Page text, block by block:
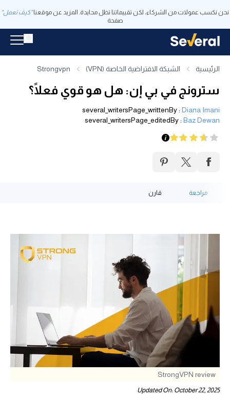
نحن نكسب عمولات من الشركاء، لكن تقييماتنا تظل محايدة. المزيد عن موقعنا "كيف نعمل"
صفحة
الرئيسية الشبكة الافتراضية الخاصة (VPN) Strongvpn
سترونج في بي إن: هل هو قوي فعلًا؟
several_writersPage_writtenBy: Diana Imani
several_writersPage_editedBy: Baz Dewan
مراجعة قارن
StrongVPN review
Updated On: October 22, 2025